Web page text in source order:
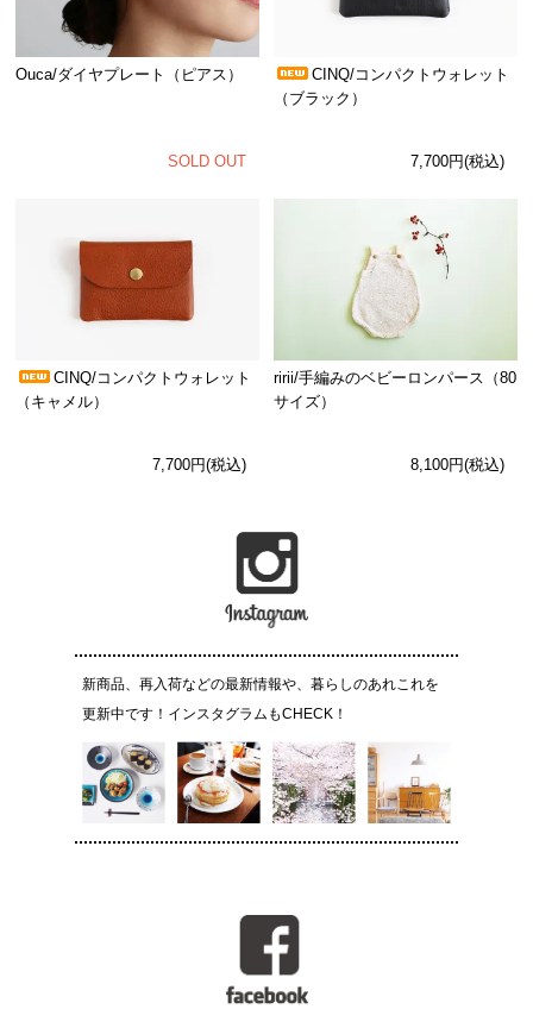
Ouca/ダイヤプレート（ピアス）
SOLD OUT
CINQ/コンパクトウォレット
（ブラック）
7,700円(税込)
CINQ/コンパクトウォレット
（キャメル）
7,700円(税込)
ririi/手編みのベビーロンパース（80
サイズ）
8,100円(税込)
新商品、再入荷などの最新情報や、暮らしのあれこれを
更新中です！インスタグラムもCHECK！